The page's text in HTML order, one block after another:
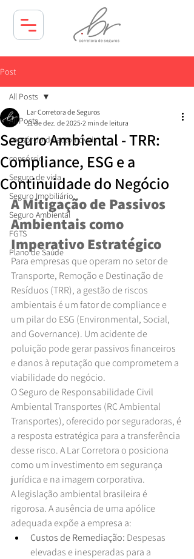
Post
All Posts
consórcio de automóveis
consórcio
Seguro de vida
Seguro Imobiliário
Seguro Ambiental
FGTS
Plano de Saúde
All Posts
Seguro Ambiental - TRR:
Compliance, ESG e a
Continuidade do Negócio
Lar Corretora de Seguros
11 de dez. de 2025 2 min de leitura
A Mitigação de Passivos
Ambientais como
Imperativo Estratégico
Para empresas que operam no setor de
Transporte, Remoção e Destinação de
Resíduos (TRR), a gestão de riscos
ambientais é um fator de compliance e
um pilar do ESG (Environmental, Social,
and Governance). Um acidente de
poluição pode gerar passivos financeiros
e danos à reputação que comprometem a
viabilidade do negócio.
O Seguro de Responsabilidade Civil
Ambiental Transportes (RC Ambiental
Transportes), oferecido por seguradoras, é
a resposta estratégica para a transferência
desse risco. A Lar Corretora o posiciona
como um investimento em segurança
jurídica e na imagem corporativa.
A legislação ambiental brasileira é
rigorosa. A ausência de uma apólice
adequada expõe a empresa a:
Custos de Remediação: Despesas
elevadas e inesperadas para a